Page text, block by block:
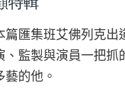
篇匯集班艾佛列克出
、監製與演員一把抓
藝的他。